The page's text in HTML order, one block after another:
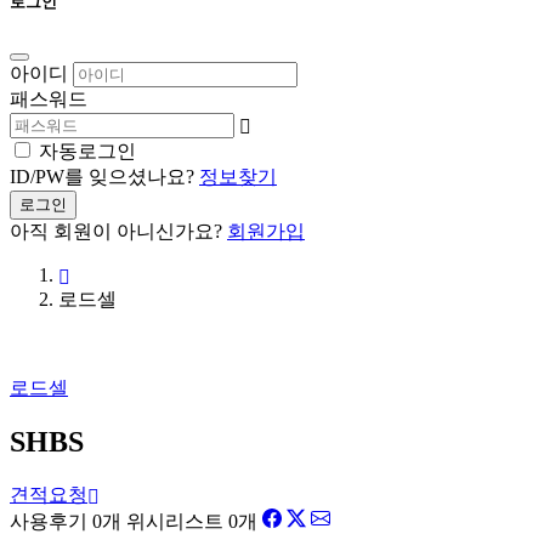
아이디
패스워드
자동로그인
ID/PW를 잊으셨나요? 정보찾기
로그인
아직 회원이 아니신가요? 회원가입
로드셀
로드셀
SHBS
견적요청
사용후기 0개 위시리스트 0개